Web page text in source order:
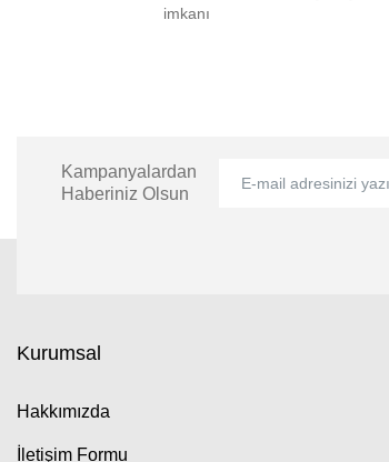
imkanı
Kampanyalardan
Haberiniz Olsun
Kurumsal
Hakkımızda
İletişim Formu